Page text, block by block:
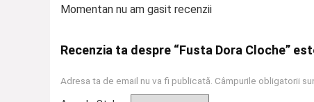
Momentan nu am gasit recenzii
Recenzia ta despre “Fusta Dora Cloche”
Adresa ta de email nu va fi publicată. Câmpurile obligatorii